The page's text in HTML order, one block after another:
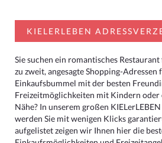
KIELERLEBEN
Sie suchen ein romantisches
zu zweit, angesagte Shopping-Adressen
Einkaufsbummel mit der besten
Freizeitmöglichkeiten mit Kindern
Nähe? In unserem großen
werden Sie mit wenigen Klicks
aufgelistet zeigen wir Ihnen hier die